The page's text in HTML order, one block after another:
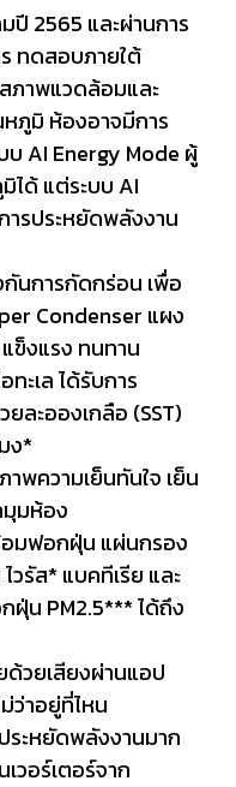
ปี 2565 และผ่านการ
ทดสอบภายใต้
ภาพแวดล้อมและ
ภูมิ ห้องอาจมีการ
บ AI Energy Mode ผู้
ได้ แต่ระบบ AI
ารประหยัดพลังงาน
นการกัดกร่อน เพื่อ
Condenser แผง
ข็งแรง ทนทาน
ะเล ได้รับการ
ละอองเกลือ (SST)
ง*
พความเย็นทันใจ เย็น
มุมห้อง
มฟอกฝุ่น แผ่นกรอง
วรัส* แบคทีเรีย และ
น PM2.5*** ได้ถึง
วยเสียงผ่านแอป
ว่าอยู่ที่ไหน
ะหยัดพลังงานมาก
วอร์เตอร์จาก